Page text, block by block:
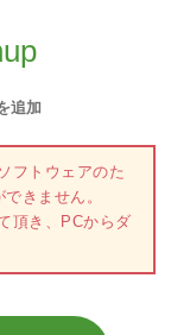
追加
フトウェアのた
きません。
頂き、PCからダ